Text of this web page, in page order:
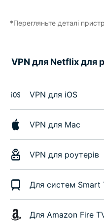
*Перегляньте деталі
VPN для Netflix для
VPN для iOS
VPN для Mac
VPN для роутерів
Для систем Smart
Для Amazon Fire